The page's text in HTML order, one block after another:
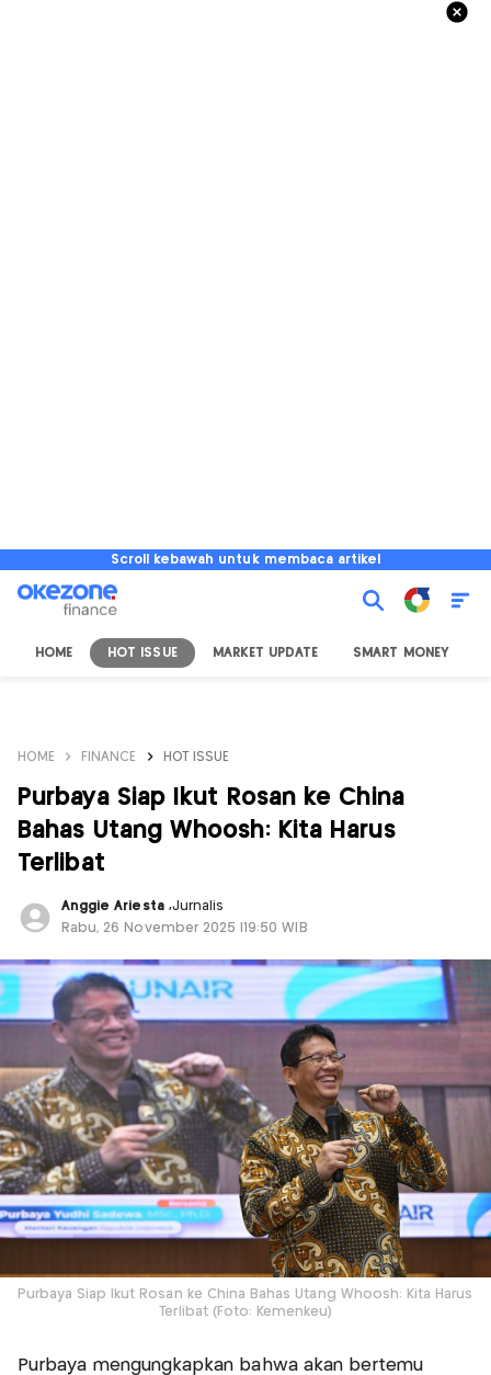
Scroll kebawah untuk membaca artikel
HOME HOT ISSUE MARKET UPDATE SMART MONEY
HOME FINANCE HOT ISSUE
Purbaya Siap Ikut Rosan ke China
Bahas Utang Whoosh: Kita Harus
Terlibat
Anggie Ariesta ,Jurnalis
Rabu, 26 November 2025 |19:50 WIB
Purbaya Siap Ikut Rosan ke China Bahas Utang Whoosh: Kita Harus
Terlibat (Foto: Kemenkeu)
Purbaya mengungkapkan bahwa akan bertemu